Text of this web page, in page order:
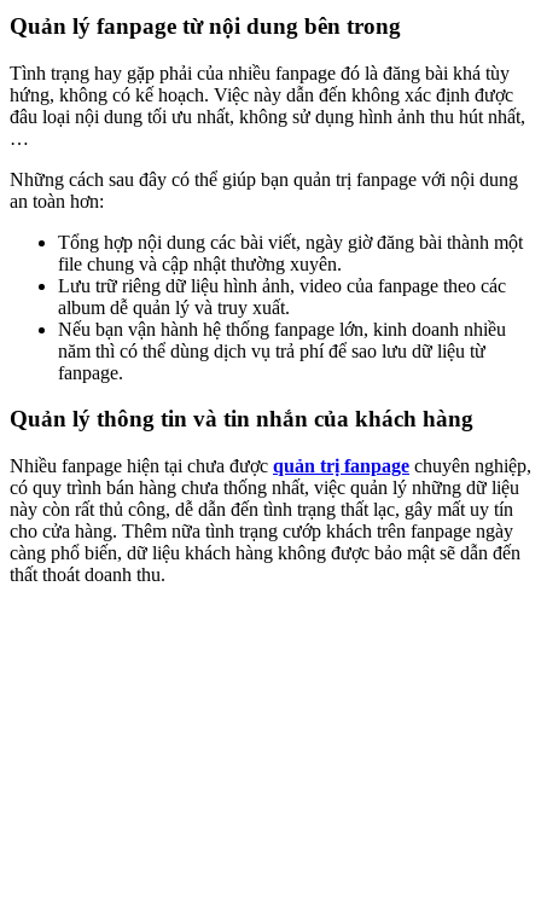
Quản lý fanpage từ nội dung bên trong
Tình trạng hay gặp phải của nhiều fanpage đó là đăng bài khá tùy
hứng, không có kế hoạch. Việc này dẫn đến không xác định được
đâu loại nội dung tối ưu nhất, không sử dụng hình ảnh thu hút nhất,
…
Những cách sau đây có thể giúp bạn quản trị fanpage với nội dung
an toàn hơn:
Tổng hợp nội dung các bài viết, ngày giờ đăng bài thành một
file chung và cập nhật thường xuyên.
Lưu trữ riêng dữ liệu hình ảnh, video của fanpage theo các
album dễ quản lý và truy xuất.
Nếu bạn vận hành hệ thống fanpage lớn, kinh doanh nhiều
năm thì có thể dùng dịch vụ trả phí để sao lưu dữ liệu từ
fanpage.
Quản lý thông tin và tin nhắn của khách hàng
Nhiều fanpage hiện tại chưa được quản trị fanpage chuyên nghiệp,
có quy trình bán hàng chưa thống nhất, việc quản lý những dữ liệu
này còn rất thủ công, dễ dẫn đến tình trạng thất lạc, gây mất uy tín
cho cửa hàng. Thêm nữa tình trạng cướp khách trên fanpage ngày
càng phổ biến, dữ liệu khách hàng không được bảo mật sẽ dẫn đến
thất thoát doanh thu.